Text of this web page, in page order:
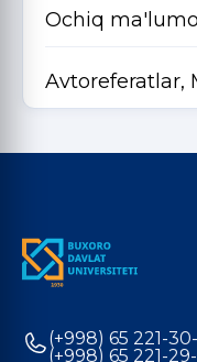
Ochiq
Avtoreferatlar,
(+998) 65 221-
(+998) 65 221-